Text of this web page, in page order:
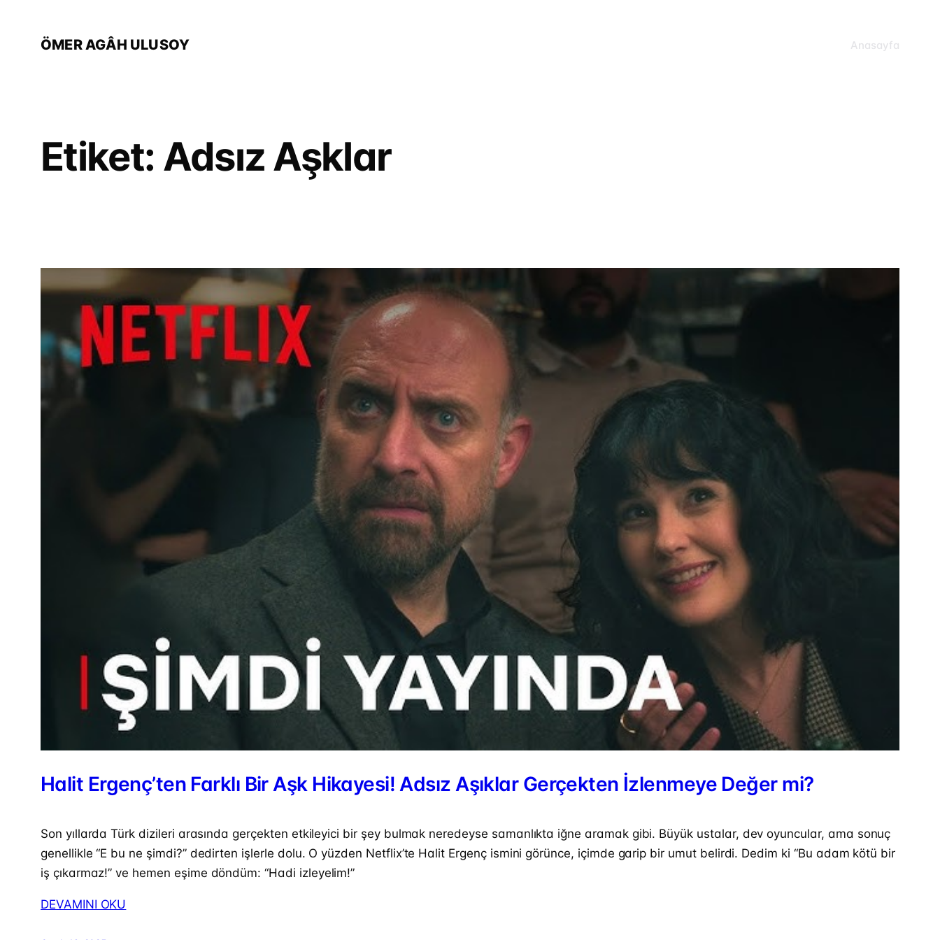
ÖMER AGÂH ULUSOY Anasayfa
Etiket: Adsız Aşklar
Halit Ergenç’ten Farklı Bir Aşk Hikayesi! Adsız Aşıklar Gerçekten İzlenmeye Değer mi?
Son yıllarda Türk dizileri arasında gerçekten etkileyici bir şey bulmak neredeyse samanlıkta iğne aramak gibi. Büyük ustalar, dev oyuncular, ama sonuç
genellikle “E bu ne şimdi?” dedirten işlerle dolu. O yüzden Netflix’te Halit Ergenç ismini görünce, içimde garip bir umut belirdi. Dedim ki “Bu adam kötü bir
iş çıkarmaz!” ve hemen eşime döndüm: “Hadi izleyelim!”
DEVAMINI OKU